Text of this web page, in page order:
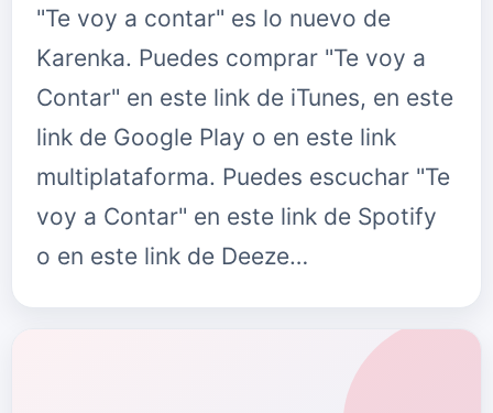
"Te voy a contar" es lo nuevo de
Karenka. Puedes comprar "Te voy a
Contar" en este link de iTunes, en este
link de Google Play o en este link
multiplataforma. Puedes escuchar "Te
voy a Contar" en este link de Spotify
o en este link de Deeze…